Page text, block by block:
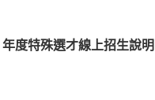
度特殊選才線上招生說明